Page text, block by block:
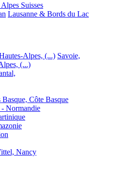
Suisses
Lausanne & Bords du Lac
Alpes, (...) Savoie,
(...)
Basque, Côte Basque
- Normandie
Nancy